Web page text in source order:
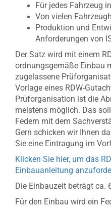
Für jedes Fahrzeug
Von vielen
Produktion und
Anforderungen von
Der Satz wird mit einem
ordnungsgemäße Einbau
zugelassene
Vorlage eines RDW-
Prüforganisation ist die
meistens möglich. Das
Federn mit dem
Gern schicken wir Ihnen
Sie eine Eintragung im
Klicken Sie hier, um das
Einbauanleitung
Die Einbauzeit beträgt ca.
Für den Einbau wird ein